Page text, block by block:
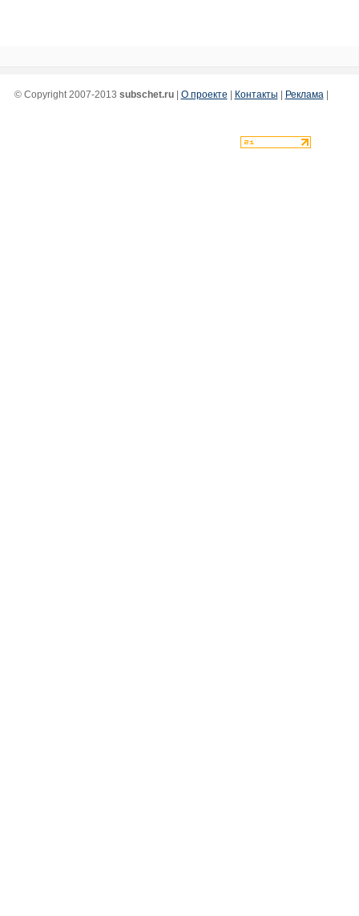
© Copyright 2007-2013 subschet.ru| О проекте Контакты Реклама|